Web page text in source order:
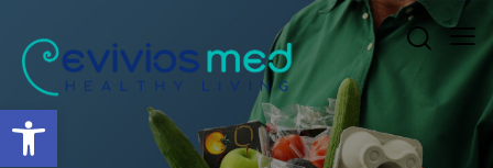
Ανοίξτε τη γραμμή